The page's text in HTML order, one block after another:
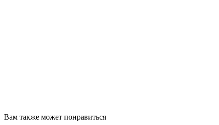
Вам также может понравиться